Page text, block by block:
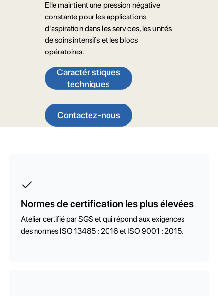
Elle maintient une pression négative
constante pour les applications
d'aspiration dans les services, les unités
de soins intensifs et les blocs
opératoires.
Caractéristiques
techniques
Contactez-nous
Normes de certification les plus élevées
Atelier certifié par SGS et qui répond aux exigences
des normes ISO 13485 : 2016 et ISO 9001 : 2015.